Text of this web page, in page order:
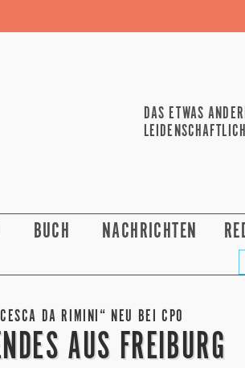
DAS ETWAS
BUCH NACHRICHTEN
DA RIMINI“ NEU BEI CPO
AUS FREIBURG